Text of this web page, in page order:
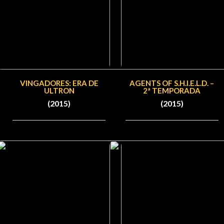
VINGADORES: ERA DE
ULTRON
(2015)
AGENTS OF S.H.I.E.L.D. –
2ª TEMPORADA
(2015)